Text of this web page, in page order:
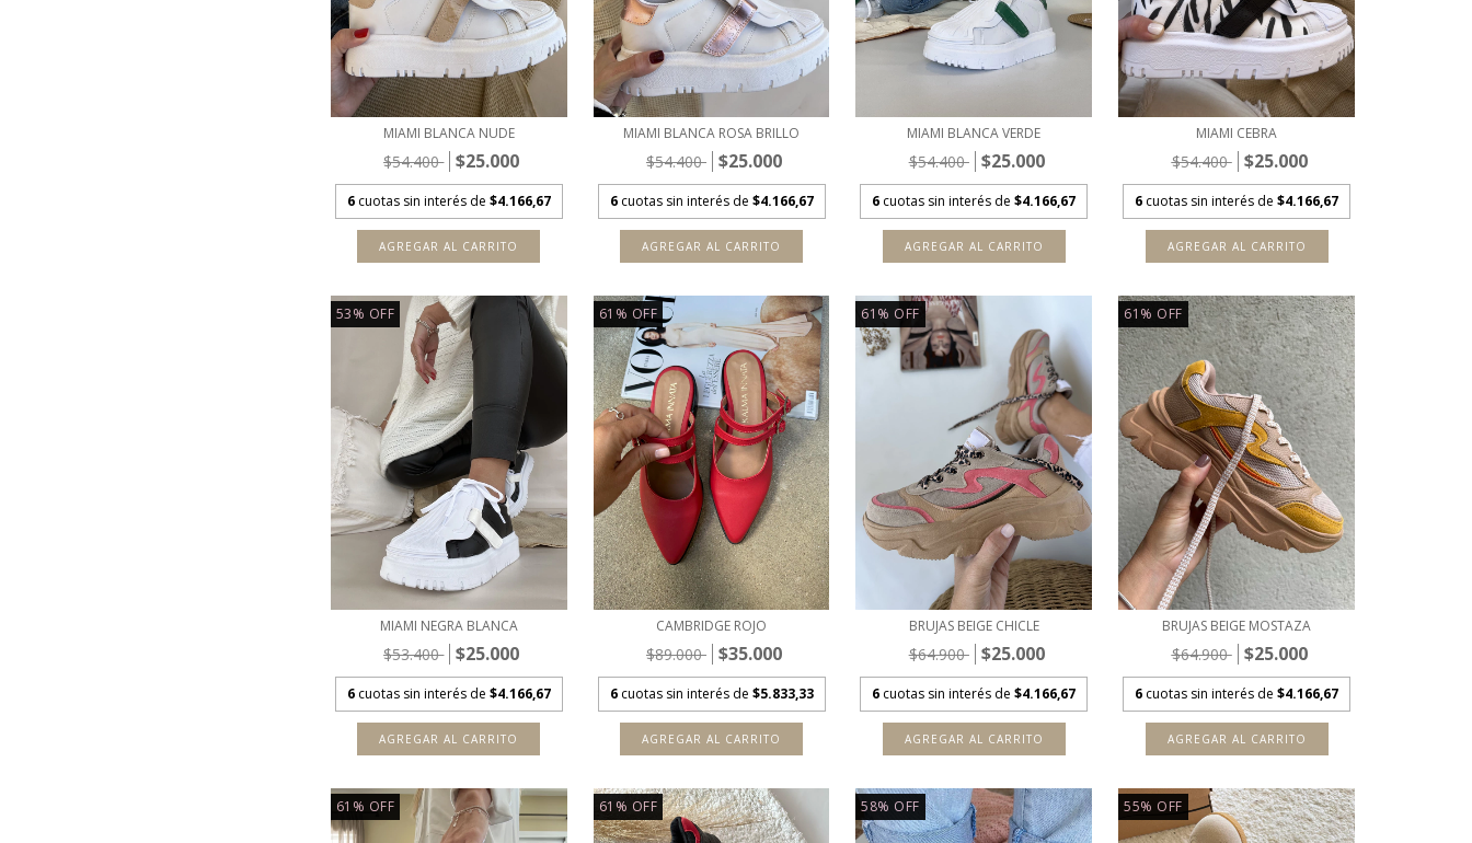
MIAMI BLANCA NUDE
$54.400 $25.000
6 cuotas sin interés de $4.166,67
AGREGAR AL CARRITO
MIAMI BLANCA ROSA BRILLO
$54.400 $25.000
6 cuotas sin interés de $4.166,67
AGREGAR AL CARRITO
MIAMI BLANCA VERDE
$54.400 $25.000
6 cuotas sin interés de$4.166,67
AGREGAR AL CARRITO
MIAMI CEBRA
$54.400 $25.000
6 cuotas sin interés de$4.166,67
AGREGAR AL CARRITO
53% OFF
MIAMI NEGRA BLANCA
$53.400 $25.000
6 cuotas sin interés de $4.166,67
AGREGAR AL CARRITO
61 % OFF
CAMBRIDGE ROJO
$89.000 $35.000
6 cuotas sin interés de $5.833,33
AGREGAR AL CARRITO
61 % OFF
BRUJAS BEIGE CHICLE
$64.900 $25.000
6 cuotas sin interés de$4.166,67
AGREGAR AL CARRITO
61 % OFF
BRUJAS BEIGE MOSTAZA
$64.900 $25.000
6 cuotas sin interés de$4.166,67
AGREGAR AL CARRITO
61 % OFF 61 % OFF 58% OFF 55% OFF